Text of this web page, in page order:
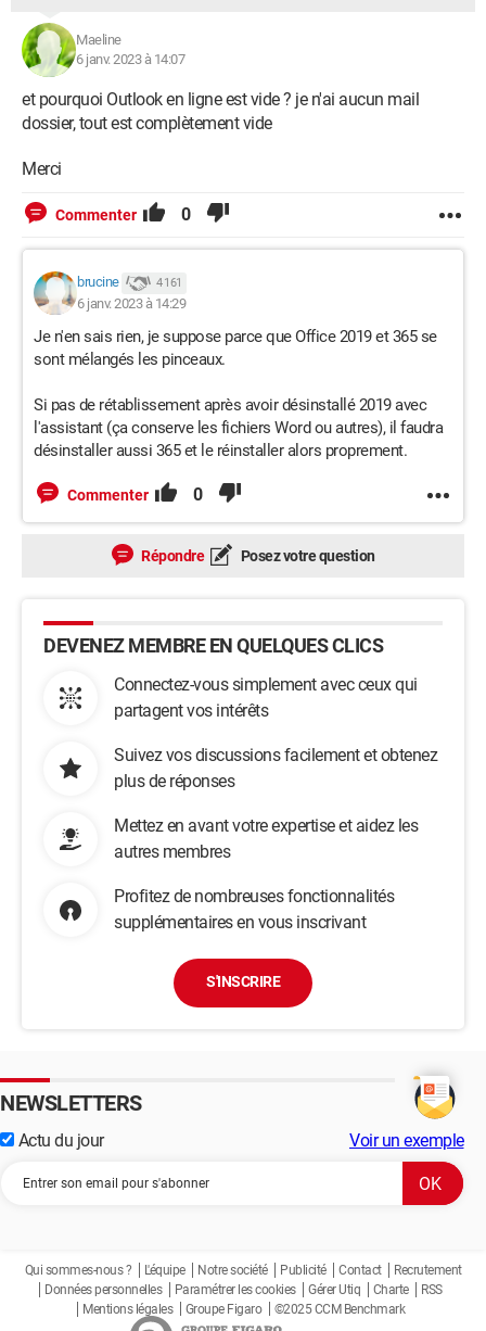
Maeline
6 janv. 2023 à 14:07
et pourquoi Outlook en ligne est vide ? je n'ai aucun mail
dossier, tout est complètement vide
Merci
Commenter 0
brucine 4 161
6 janv. 2023 à 14:29
Je n'en sais rien, je suppose parce que Office 2019 et 365 se
sont mélangés les pinceaux.
Si pas de rétablissement après avoir désinstallé 2019 avec
l'assistant (ça conserve les fichiers Word ou autres), il faudra
désinstaller aussi 365 et le réinstaller alors proprement.
Commenter 0
Répondre Posez votre question
DEVENEZ MEMBRE EN QUELQUES CLICS
Connectez-vous simplement avec ceux qui
partagent vos intérêts
Suivez vos discussions facilement et obtenez
plus de réponses
Mettez en avant votre expertise et aidez les
autres membres
Profitez de nombreuses fonctionnalités
supplémentaires en vous inscrivant
S'INSCRIRE
NEWSLETTERS
Actu du jour Voir un exemple
Qui sommes-nous ? L'équipe Notre société Publicité Contact
Recrutement
Données personnelles
Paramétrer les cookies Gérer Utiq Charte
RSS
Mentions légales
Groupe Figaro ©2025 CCM Benchmark